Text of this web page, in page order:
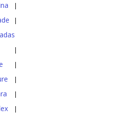
|
|
|
|
|
|
|